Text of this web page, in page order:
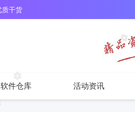
质干货
软件仓库 活动资讯